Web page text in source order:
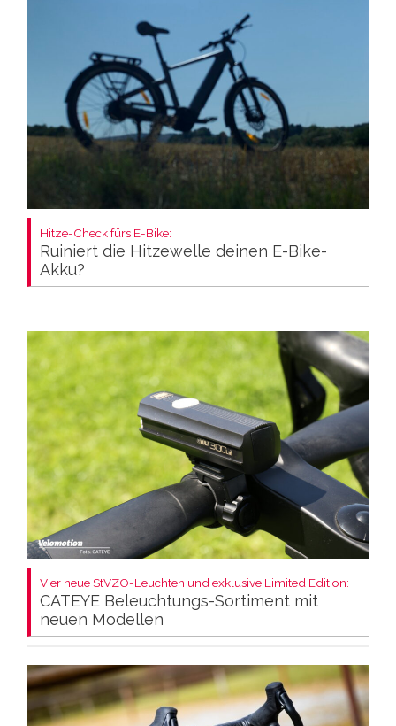
Hitze-Check fürs E-Bike:
Ruiniert die Hitzewelle deinen E-Bike-
Akku?
Vier neue StVZO-Leuchten und exklusive Limited Edition:
CATEYE Beleuchtungs-Sortiment mit
neuen Modellen